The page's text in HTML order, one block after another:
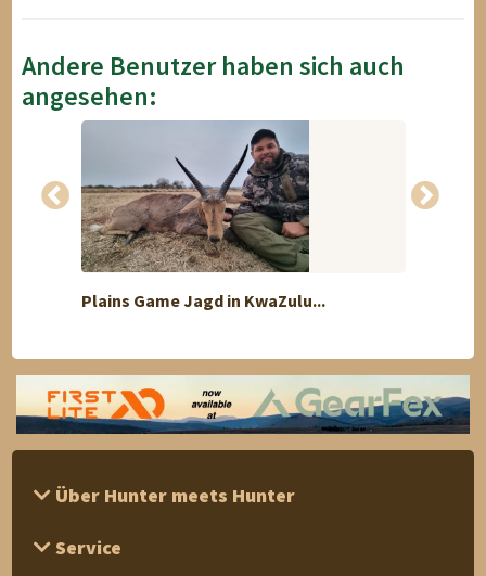
Andere Benutzer haben sich auch
angesehen:
Plains Game Jagd in KwaZulu...
Über Hunter meets Hunter
Service